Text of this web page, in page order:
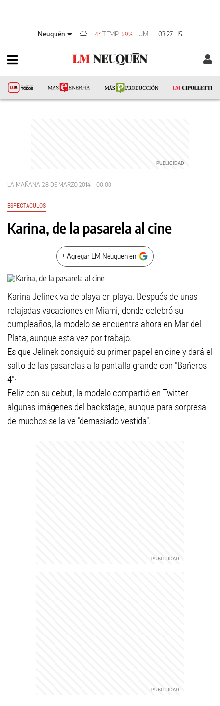
Neuquén 4°TEMP 59% HUM 03:27 HS
LA MAÑANA 28 DE MARZO 2014 - 00:00
ESPECTÁCULOS
Karina, de la pasarela al cine
+ Agregar LM Neuquen en
Karina Jelinek va de playa en playa. Después de unas
relajadas vacaciones en Miami, donde celebró su
cumpleaños, la modelo se encuentra ahora en Mar del
Plata, aunque esta vez por trabajo.
Es que Jelinek consiguió su primer papel en cine y dará el
salto de las pasarelas a la pantalla grande con "Bañeros
4"·
Feliz con su debut, la modelo compartió en Twitter
algunas imágenes del backstage, aunque para sorpresa
de muchos se la ve "demasiado vestida".